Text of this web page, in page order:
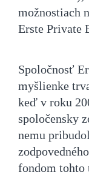
možnostiach
Erste Private
Spoločnosť
myšlienke
keď v roku
spoločensky
nemu
fondom tohto